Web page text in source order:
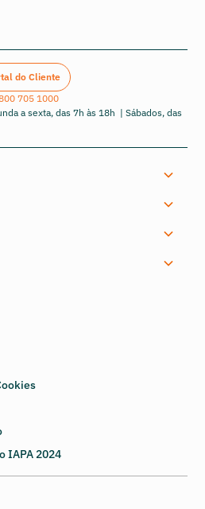
do Cliente
705 1000
a sexta, das 7h às 18h | Sábados, das
IAPA 2024